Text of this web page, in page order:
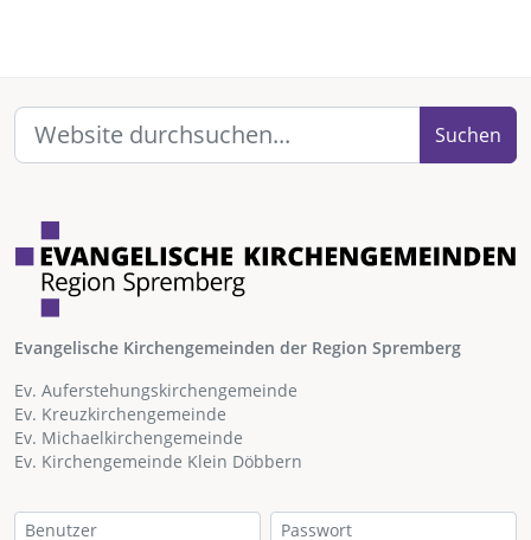
Suchen
Evangelische Kirchengemeinden der Region Spremberg
Ev. Auferstehungskirchengemeinde
Ev. Kreuzkirchengemeinde
Ev. Michaelkirchengemeinde
Ev. Kirchengemeinde Klein Döbbern